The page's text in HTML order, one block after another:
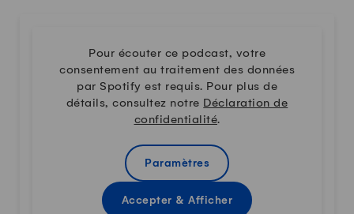
Pour écouter ce podcast, votre
consentement au traitement des données
par Spotify est requis. Pour plus de
détails, consultez notre Déclaration de
confidentialité.
Paramètres
Accepter & Afficher